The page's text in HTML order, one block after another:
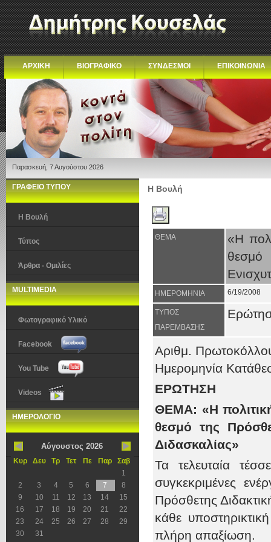
ΑΡΧΙΚΗ ΒΙΟΓΡΑΦΙΚΟ ΣΥΝΔΕΣΜΟΙ ΕΠΙΚΟΙΝΩΝΙΑ
Παρασκευή, 7 Αυγούστου 2026
ΓΡΑΦΕΙΟ ΤΥΠΟΥ
Η Βουλή
Τύπος
Άρθρα - Ομιλίες
MULTIMEDIA
Φωτογραφικό Υλικό
Facebook
You Tube
Videos
ΗΜΕΡΟΛΟΓΙΟ
Αύγουστος 2026
Κυρ Δευ Τρ Τετ Πε Παρ
Σαβ
1
2
3 4 5 6 7
8
9
10 11 12 13 14
15
16
17 18 19 20 21
22
23
24 25 26 27 28
29
30
31
Η Βουλή
ΘΕΜΑ
«Η
θεσμό
ΗΜΕΡΟΜΗΝΙΑ 6/19/2008
ΤΥΠΟΣ
ΠΑΡΕΜΒΑΣΗΣ
Αριθμ.
Ημερομηνία
ΕΡΩΤΗΣΗ
ΘΕΜΑ: «Η
θεσμό της
Διδασκαλίας»
Τα τελευταία
συγκεκριμένες
Πρόσθετης
κάθε
πλήρη απαξίωση.